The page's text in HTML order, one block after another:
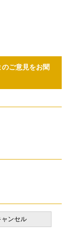
ご意見をお聞